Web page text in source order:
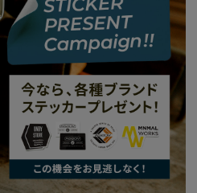
NYLON Series
UNBY STAFF Blog 「かっこいい母